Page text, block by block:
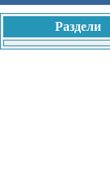
Раздели